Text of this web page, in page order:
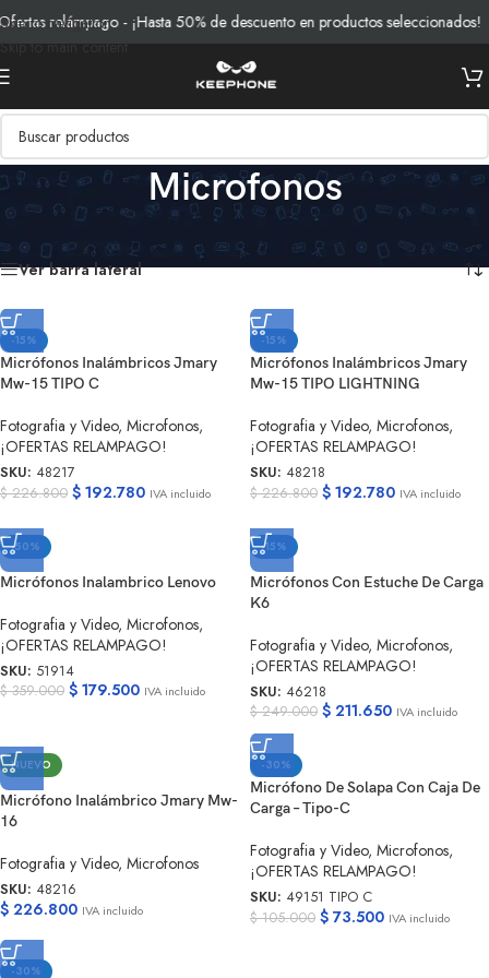
Skip to navigation
Skip to main content
relámpago - ¡Hasta 50% de descuento en productos seleccionados!
Microfonos
Productos Fotografia y Video / Microfonos
Ver barra lateral
-15%
Micrófonos Inalámbricos Jmary
Mw-15 TIPO C
Fotografia y Video, Microfonos,
¡OFERTAS RELAMPAGO!
SKU: 48217
$226.800 $ 192.780 IVA incluido
-15%
Micrófonos Inalámbricos Jmary
Mw-15 TIPO LIGHTNING
Fotografia y Video, Microfonos,
¡OFERTAS RELAMPAGO!
SKU: 48218
$226.800 $ 192.780 IVA incluido
-50%
Micrófonos Inalambrico Lenovo
Fotografia y Video, Microfonos,
¡OFERTAS RELAMPAGO!
SKU: 51914
$359.000 $ 179.500 IVA incluido
-15%
Micrófonos Con Estuche De Carga
K6
Fotografia y Video, Microfonos,
¡OFERTAS RELAMPAGO!
SKU: 46218
$249.000 $ 211.650 IVA incluido
NUEVO
Micrófono Inalámbrico Jmary Mw-
16
Fotografia y Video, Microfonos
SKU: 48216
$ 226.800 IVA incluido
-30%
Micrófono De Solapa Con Caja De
Carga – Tipo-C
Fotografia y Video, Microfonos,
¡OFERTAS RELAMPAGO!
SKU: 49151 TIPO C
$105.000 $ 73.500 IVA incluido
-30%